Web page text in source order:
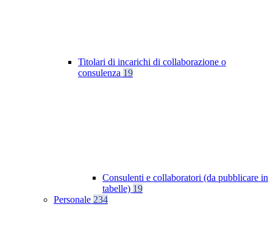
Titolari di incarichi di collaborazione o
consulenza 19
Consulenti e collaboratori (da pubblicare in
tabelle) 19
Personale 234